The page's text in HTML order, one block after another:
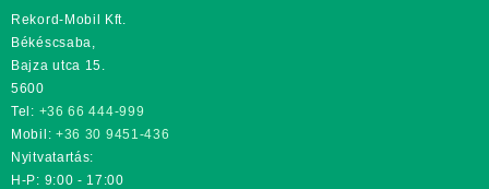
Rekord-Mobil Kft.
Békéscsaba,
Bajza utca 15.
5600
Tel: +36 66 444-999
Mobil: +36 30 9451-436
Nyitvatartás:
H-P: 9:00 - 17:00